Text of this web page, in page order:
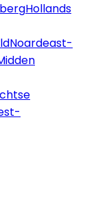
Hollands
Noardeast-